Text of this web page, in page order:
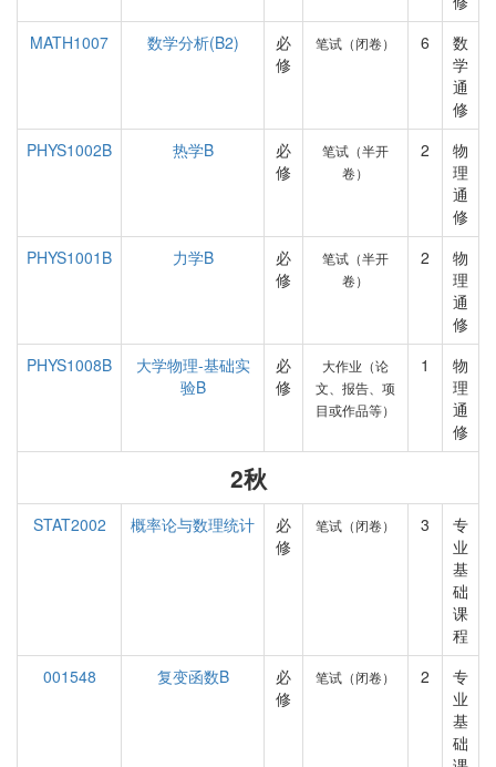
MATH1007
数学分析(B2)
必
修
笔试（闭卷） 6
数
学
通
修
PHYS1002B
热学B
必
修
笔试（半开
卷）
2
物
理
通
修
PHYS1001B
力学B
必
修
笔试（半开
卷）
2
物
理
通
修
PHYS1008B
大学物理-基础实
验B
必
修
大作业（论
文、报告、项
目或作品等）
1
物
理
通
修
2秋
STAT2002 概率论与数理统计
必
修
笔试（闭卷） 3
专
业
基
础
课
程
001548
复变函数B
必
修
笔试（闭卷） 2
专
业
基
础